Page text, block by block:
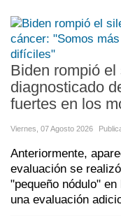
Biden rompió
diagnosticado
fuertes en los
Viernes, 07 Agosto 2026
Anteriormente,
evaluación se
"pequeño nódulo"
una evaluación